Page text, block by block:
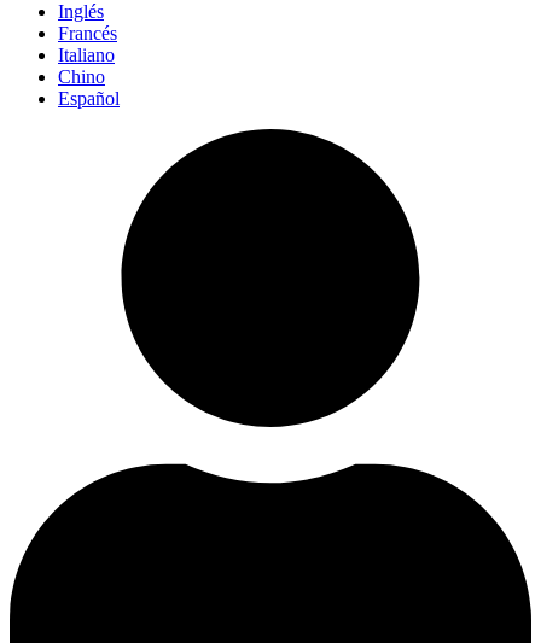
Inglés
Francés
Italiano
Chino
Español